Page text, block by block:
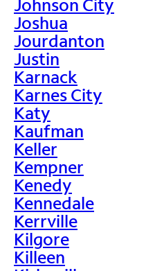
Johnson City
Joshua
Jourdanton
Justin
Karnack
Karnes City
Katy
Kaufman
Keller
Kempner
Kenedy
Kennedale
Kerrville
Kilgore
Killeen